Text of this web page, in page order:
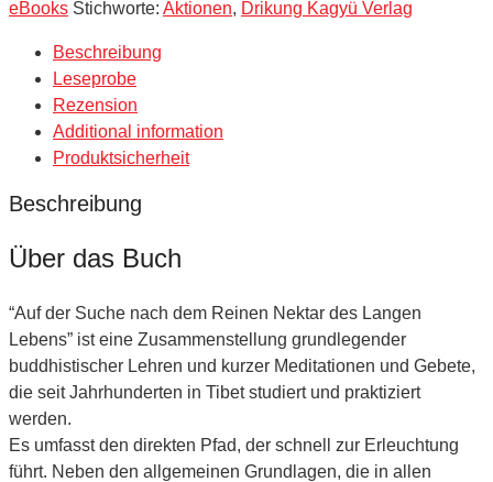
eBooks Stichworte: Aktionen, Drikung Kagyü Verlag
Beschreibung
Leseprobe
Rezension
Additional information
Produktsicherheit
Beschreibung
Über das Buch
“Auf der Suche nach dem Reinen Nektar des Langen
Lebens” ist eine Zusammenstellung grundlegender
buddhistischer Lehren und kurzer Meditationen und Gebete,
die seit Jahrhunderten in Tibet studiert und praktiziert
werden.
Es umfasst den direkten Pfad, der schnell zur Erleuchtung
führt. Neben den allgemeinen Grundlagen, die in allen